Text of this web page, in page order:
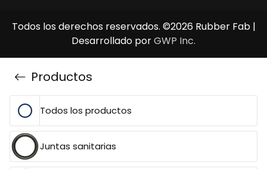
Todos los derechos reservados. ©2026 Rubber Fab |
Desarrollado porGWP Inc.
Productos
Todos los productos
Juntas sanitarias